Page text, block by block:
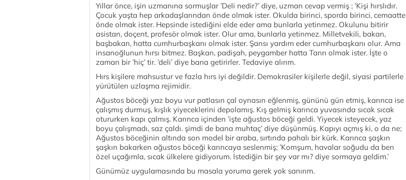
Yıllar önce, işin uzmanına sormuşlar ’Deli nedir?’ diye, uzman cevap vermiş ; ’Kişi hırslıdır.
Çocuk yaşta hep arkadaşlarından önde olmak ister. Okulda birinci, sporda birinci, cemaatte
önde olmak ister. Hepsinde istediğini elde eder ama bunlarla yetinmez. Okulunu bitirir
asistan, doçent, profesör olmak ister. Olur ama, bunlarla yetinmez. Milletvekili, bakan,
başbakan, hatta cumhurbaşkanı olmak ister. Şansı yardım eder cumhurbaşkanı olur. Ama
insanoğlunun hırsı bitmez. Başkan, padişah, peygamber hatta Tanrı olmak ister. İşte o
zaman bir ’hiç’ tir. ’deli’ diye bana getirirler. Tedaviye alırım.
Hırs kişilere mahsustur ve fazla hırs iyi değildir. Demokrasiler kişilerle değil, siyasi partilerle
yürütülen uzlaşma rejimidir.
Ağustos böceği yaz boyu vur patlasın çal oynasın eğlenmiş, gününü gün etmiş, karınca ise
çalışmış durmuş, kışlık yiyeceklerini depolamış. Kış gelmiş karınca yuvasında sıcak sıcak
otururken kapı çalmış. Karınca içinden ’işte ağustos böceği geldi. Yiyecek isteyecek, yaz
boyu çalışmadı, saz çaldı. şimdi de bana muhtaç’ diye düşünmüş. Kapıyı açmış ki, o da ne;
Ağustos böceğinin altında son model bir araba, sırtında pahalı bir kürk. Karınca şaşkın
şaşkın bakarken ağustos böceği karıncaya seslenmiş; ’Komşum, havalar soğudu da ben
özel uçağımla, sıcak ülkelere gidiyorum. İstediğin bir şey var mı? diye sormaya geldim.’
Günümüz uygulamasında bu masala yoruma gerek yok sanırım.